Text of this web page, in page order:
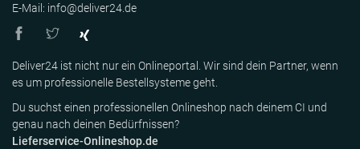
E-Mail: info@deliver24.de
Deliver24 ist nicht nur ein Onlineportal. Wir sind dein Partner, wenn
es um professionelle Bestellsysteme geht.
Du suchst einen professionellen Onlineshop nach deinem CI und
genau nach deinen Bedürfnissen?
Lieferservice-Onlineshop.de